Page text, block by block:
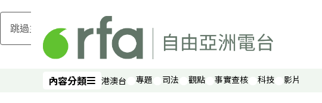
跳過主要內容
內容分類
內容分類 港澳台 專題 司法 觀點 事實查核 科技 影片